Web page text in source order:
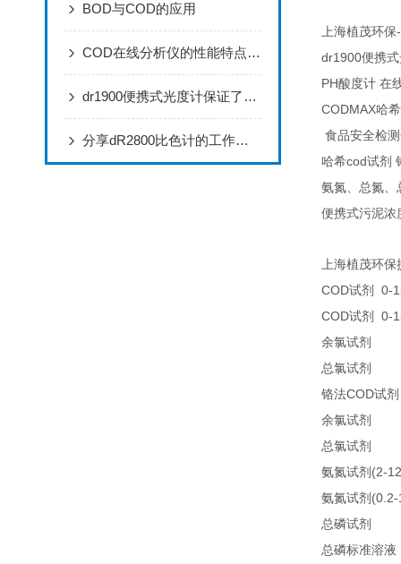
BOD与COD的应用
COD在线分析仪的性能特点，赶快来了解一下吧!
dr1900便携式光度计保证了分析结果的可靠性准确
分享dR2800比色计的工作原理
上海植茂环保-
dr1900便携
PH酸度计 在
CODMAX哈
食品安全检
哈希cod试剂
氨氮、总氮、
便携式污泥浓
上海植茂环保
COD试剂
0-
COD试剂 0-
余氯试剂
总氯试剂
铬法COD试剂
余氯试剂
总氯试剂
氨氮试剂 (2-
氨氮试剂
总磷试剂
总磷标准溶液